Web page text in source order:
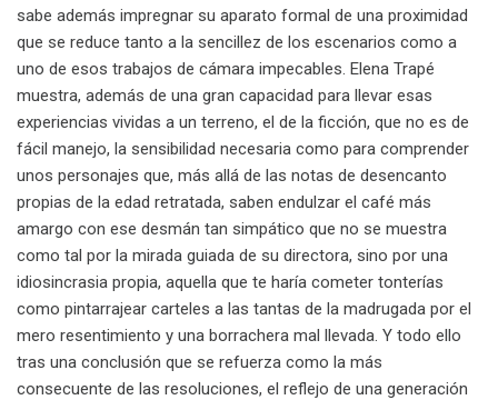
sabe además impregnar su aparato formal de una proximidad
que se reduce tanto a la sencillez de los escenarios como a
uno de esos trabajos de cámara impecables. Elena Trapé
muestra, además de una gran capacidad para llevar esas
experiencias vividas a un terreno, el de la ficción, que no es de
fácil manejo, la sensibilidad necesaria como para comprender
unos personajes que, más allá de las notas de desencanto
propias de la edad retratada, saben endulzar el café más
amargo con ese desmán tan simpático que no se muestra
como tal por la mirada guiada de su directora, sino por una
idiosincrasia propia, aquella que te haría cometer tonterías
como pintarrajear carteles a las tantas de la madrugada por el
mero resentimiento y una borrachera mal llevada. Y todo ello
tras una conclusión que se refuerza como la más
consecuente de las resoluciones, el reflejo de una generación